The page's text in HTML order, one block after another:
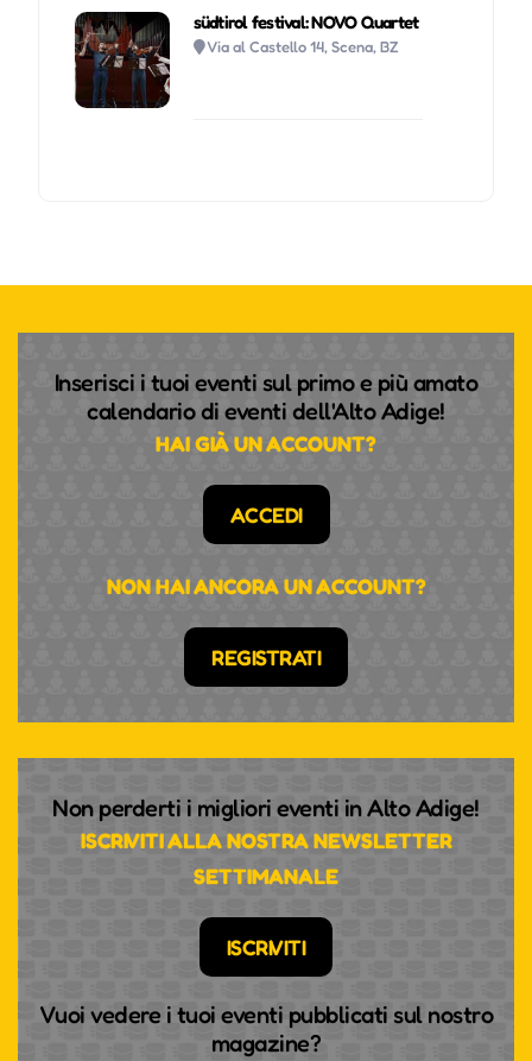
südtirol festival: NOVO Quartet
Via al Castello 14, Scena, BZ
Inserisci i tuoi eventi sul primo e più amato
calendario di eventi dell'Alto Adige!
HAI GIÀ UN ACCOUNT?
ACCEDI
NON HAI ANCORA UN ACCOUNT?
REGISTRATI
Non perderti i migliori eventi in Alto Adige!
ISCRIVITI ALLA NOSTRA NEWSLETTER
SETTIMANALE
ISCRIVITI
Vuoi vedere i tuoi eventi pubblicati sul nostro
magazine?